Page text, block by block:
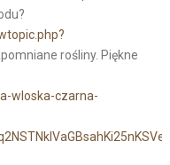
rośliny. Piękne
wloska-czarna-